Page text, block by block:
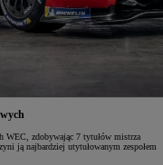
WEC, zdobywając 7 tytułów mistrza
ją najbardziej utytułowanym zespołem